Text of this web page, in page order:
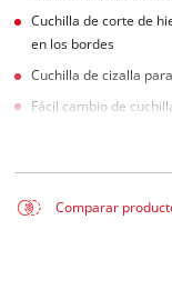
Cuchilla de corte de
en los bordes
Cuchilla de cizalla
Fácil cambio de
Comparar